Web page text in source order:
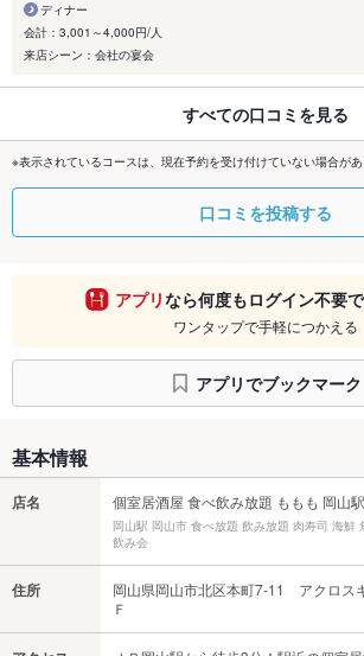
ディナー
会計：3,001～4,000円/人
来店シーン：会社の宴会
すべての口コミを見る
※表示されているコースは、現在予約を受け付けていない場合があ
口コミを投稿する
アプリなら何度もログイン不要
ワンタップで手軽につかえる
アプリでブックマーク
基本情報
店名 個室居酒屋 食べ飲み放題 ももも 岡山
岡山駅 岡山市 食べ放題 飲み放題 肉寿司 海鮮
飲み会
住所
岡山県岡山市北区本町7-11 アクロス
Ｆ